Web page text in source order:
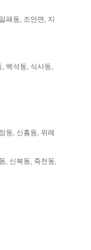
패동, 조안면, 지
백석동, 식사동,
동, 신흥동, 위례
, 신북동, 죽전동,